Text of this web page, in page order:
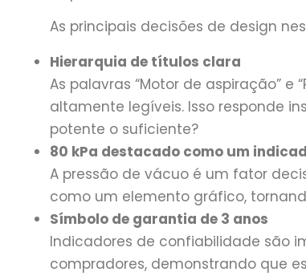
As principais decisões de design
Hierarquia de títulos clara
As palavras “Motor de aspiração”
altamente legíveis. Isso responde
potente o suficiente?
80 kPa destacado como um
A pressão de vácuo é um fator
como um elemento gráfico,
Símbolo de garantia de 3 anos
Indicadores de confiabilidade são
compradores, demonstrando que